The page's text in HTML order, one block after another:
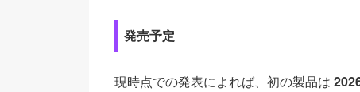
発売予定
現時点での発表によれば、初の製品は